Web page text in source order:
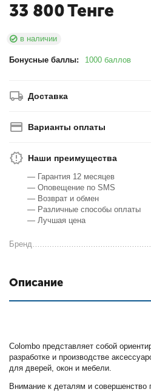
33 800Тенге
в наличии
Бонусные баллы: 1000 баллов
Доставка
Варианты оплаты
Наши преимущества
— Гарантия 12 месяцев
— Оповещение по SMS
— Возврат и обмен
— Различные способы оплаты
— Лучшая цена
Бренд
Описание
Colombo представляет собой
разработке и производстве
для дверей, окон и мебели.
Внимание к деталям и совершенство